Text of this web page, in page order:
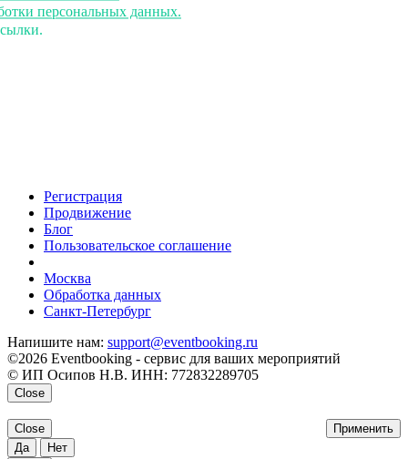
персональных данных.
Регистрация
Продвижение
Блог
Пользовательское соглашение
Москва
Обработка данных
Санкт-Петербург
Напишите нам: support@eventbooking.ru
©2026 Eventbooking - сервис для ваших мероприятий
© ИП Осипов Н.В. ИНН: 772832289705
Close
Применить
Close
Да
Нет